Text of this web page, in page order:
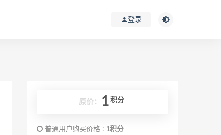
登录
原价： 1 积分
普通用户购买价格 : 1积分